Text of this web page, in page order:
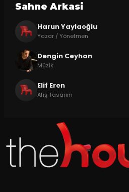
Sahne Arkasi
Harun Yaylaoğlu
Yazar / Yönetmen
Dengin Ceyhan
Müzik
Elif Eren
Afiş Tasarım